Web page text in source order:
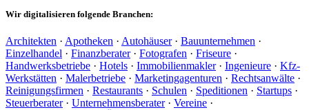
Wir digitalisieren folgende Branchen:
Architekten · Apotheken · Autohäuser· Bauunternehmen ·
Einzelhandel · Finanzberater· Fotografen · Friseure ·
Handwerksbetriebe · Hotels · Immobilienmakler· Ingenieure · Kfz-
Werkstätten · Malerbetriebe · Marketingagenturen · Rechtsanwälte ·
Reinigungsfirmen · Restaurants · Schulen · Speditionen · Startups ·
Steuerberater· Unternehmensberater· Vereine ·